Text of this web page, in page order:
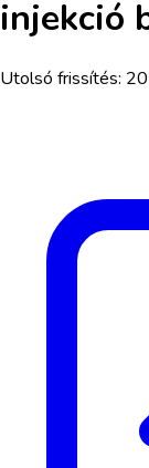
injekció
Utolsó frissítés: